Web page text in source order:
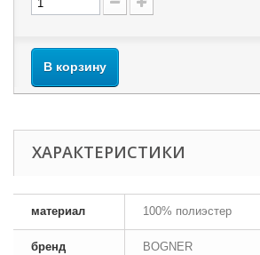
В корзину
ХАРАКТЕРИСТИКИ
материал 100% полиэстер
бренд BOGNER